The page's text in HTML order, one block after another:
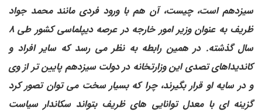
سیزدهم است، چیست، آن هم با ورود فردی مانند محمد جواد
ظریف به عنوان وزیر امور خارجه در عرصه دیپلماسی کشور طی ۸
سال گذشته. در همین رابطه به نظر می رسد که سایر افراد و
کاندیداهای تصدی این وزارتخانه در دولت سیزدهم پایین تر از وی
و در سایه او قرار بگیرند، چرا که بسیار سخت می توان تصور کرد
گزینه ای با معدل توانایی های ظریف بتواند سکاندار سیاست